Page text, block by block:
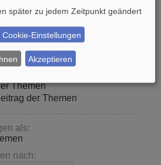
der Beiträge
Themen
der Themen
als:
nach:
später zu jedem Zeitpunkt geändert
Einstellungen
Akzeptieren